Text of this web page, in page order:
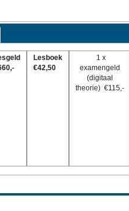
Lesboek
€42,50
1 x
examengeld
(digitaal
theorie) €115,-